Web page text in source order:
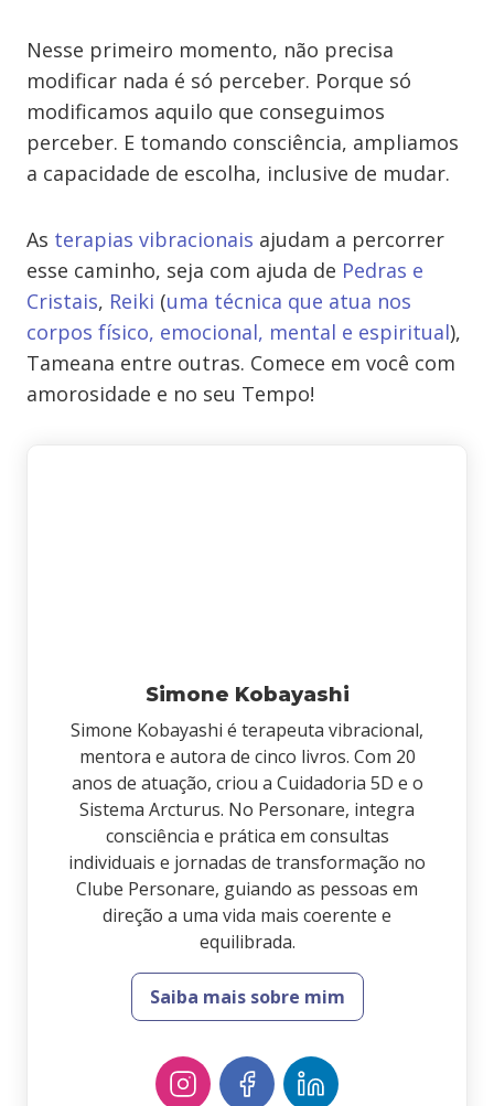
Nesse primeiro momento, não precisa
modificar nada é só perceber. Porque só
modificamos aquilo que conseguimos
perceber. E tomando consciência, ampliamos
a capacidade de escolha, inclusive de mudar.
As terapias vibracionais ajudam a percorrer
esse caminho, seja com ajuda de Pedras e
Cristais, Reiki (uma técnica que atua nos
corpos físico, emocional, mental e espiritual),
Tameana entre outras. Comece em você com
amorosidade e no seu Tempo!
Simone Kobayashi
Simone Kobayashi é terapeuta vibracional,
mentora e autora de cinco livros. Com 20
anos de atuação, criou a Cuidadoria 5D e o
Sistema Arcturus. No Personare, integra
consciência e prática em consultas
individuais e jornadas de transformação no
Clube Personare, guiando as pessoas em
direção a uma vida mais coerente e
equilibrada.
Saiba mais sobre mim